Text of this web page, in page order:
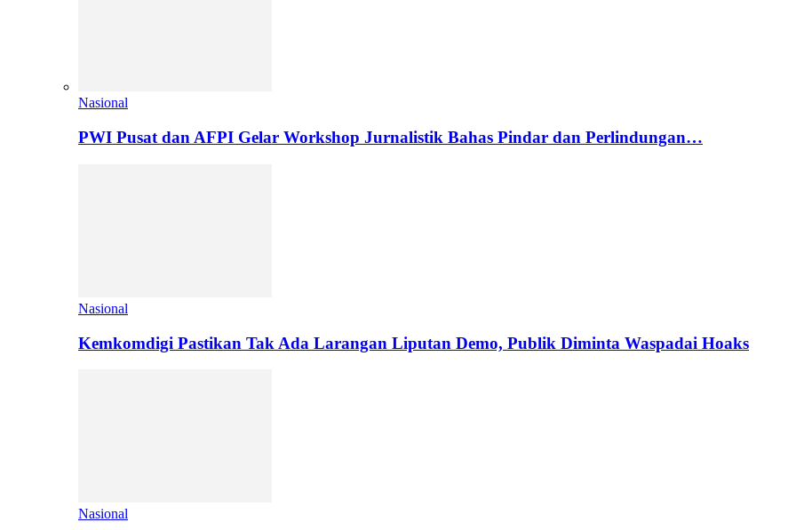
Nasional
PWI Pusat dan AFPI Gelar Workshop Jurnalistik Bahas Pindar dan Perlindungan…
Nasional
Kemkomdigi Pastikan Tak Ada Larangan Liputan Demo, Publik Diminta Waspadai Hoaks
Nasional